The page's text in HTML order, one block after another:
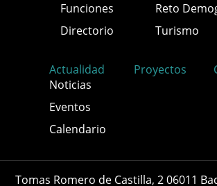
Funciones
Directorio
Reto
Turismo
Actualidad
Noticias
Eventos
Calendario
Proyectos
Tomas Romero de Castilla, 2 06011